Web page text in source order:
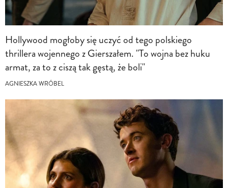
Hollywood mogłoby się uczyć od tego polskiego
thrillera wojennego z Gierszałem. "To wojna bez huku
armat, za to z ciszą tak gęstą, że boli"
AGNIESZKA WRÓBEL